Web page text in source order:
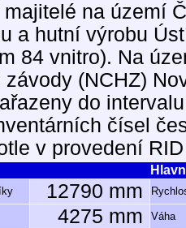
na území
a hutní výrobu
84 vnitro). Na
závody (NCHZ)
do
čísel
v provedení
12790 mm
4275 mm Váha